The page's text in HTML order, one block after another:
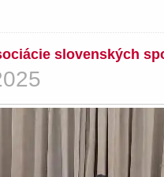
slovenských